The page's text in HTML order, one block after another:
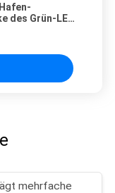
des Grün-LED
mehrfache